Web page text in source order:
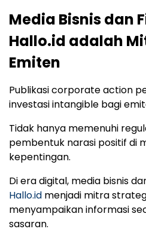
Media Bisnis dan
Hallo.id adalah
Emiten
Publikasi corporate action
investasi intangible bagi
Tidak hanya memenuhi
pembentuk narasi positif di
kepentingan.
Di era digital, media bisnis
Hallo.id menjadi mitra
menyampaikan informasi
sasaran.